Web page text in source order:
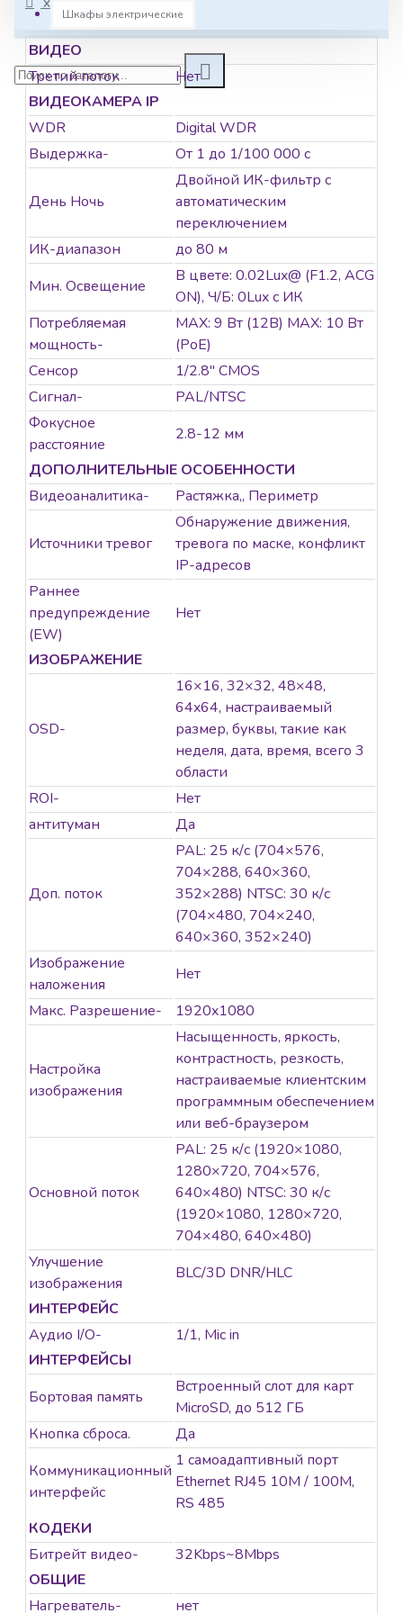
Шкафы электрические
ХАРАКТЕРИСТИКИ
ВИДЕО
Третий поток
Нет
ВИДЕОКАМЕРА IP
WDR
Digital WDR
Выдержка-
От 1 до 1/100 000 с
День Ночь
Двойной ИК-фильтр с
автоматическим
переключением
ИК-диапазон
до 80 м
Мин. Освещение
В цвете: 0.02Lux@ (F1.2, ACG
ON), Ч/Б: 0Lux с ИК
Потребляемая
мощность-
MAX: 9 Вт (12В) MAX: 10 Вт
(PoE)
Сенсор
1/2.8" CMOS
Сигнал-
PAL/NTSC
Фокусное
расстояние
2.8-12 мм
ДОПОЛНИТЕЛЬНЫЕ ОСОБЕННОСТИ
Видеоаналитика-
Растяжка,, Периметр
Источники тревог
Обнаружение движения,
тревога по маске, конфликт
IP-адресов
Раннее
предупреждение
(EW)
Нет
ИЗОБРАЖЕНИЕ
OSD-
16×16, 32×32, 48×48,
64x64, настраиваемый
размер, буквы, такие как
неделя, дата, время, всего 3
области
ROI-
Нет
антитуман
Да
Доп. поток
PAL: 25 к/с (704×576,
704×288, 640×360,
352×288) NTSC: 30 к/с
(704×480, 704×240,
640×360, 352×240)
Изображение
наложения
Нет
Макс. Разрешение-
1920x1080
Настройка
изображения
Насыщенность, яркость,
контрастность, резкость,
настраиваемые клиентским
программным обеспечением
или веб-браузером
Основной поток
PAL: 25 к/с (1920×1080,
1280×720, 704×576,
640×480) NTSC: 30 к/с
(1920×1080, 1280×720,
704×480, 640×480)
Улучшение
изображения
BLC/3D DNR/HLC
ИНТЕРФЕЙС
Аудио I/O-
1/1, Mic in
ИНТЕРФЕЙСЫ
Бортовая память
Встроенный слот для карт
MicroSD, до 512 ГБ
Кнопка сброса.
Да
Коммуникационный
интерфейс
1 самоадаптивный порт
Ethernet RJ45 10M / 100M,
RS 485
КОДЕКИ
Битрейт видео-
32Kbps~8Mbps
ОБЩИЕ
Нагреватель-
нет